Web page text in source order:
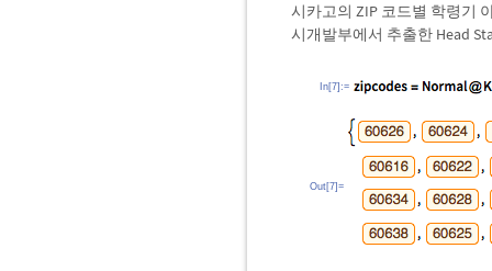
시카고의 ZIP 코드별 학령기
시개발부에서 추출한 Head
In[7]:=
Out[7]=